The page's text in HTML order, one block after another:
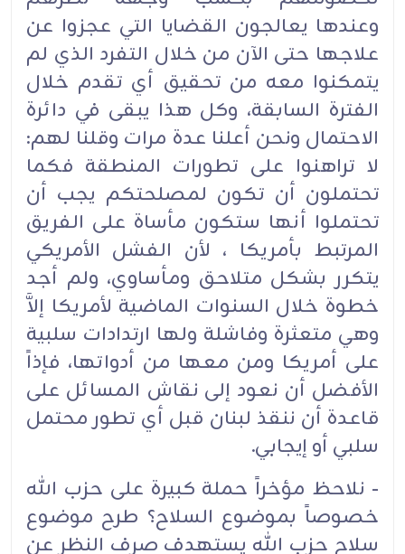
وعندها يعالجون القضايا التي عجزوا عن
علاجها حتى الآن من خلال التفرد الذي لم
يتمكنوا معه من تحقيق أي تقدم خلال
الفترة السابقة، وكل هذا يبقى في دائرة
الاحتمال ونحن أعلنا عدة مرات وقلنا لهم:
لا تراهنوا على تطورات المنطقة فكما
تحتملون أن تكون لمصلحتكم يجب أن
تحتملوا أنها ستكون مأساة على الفريق
المرتبط بأمريكا ، لأن الفشل الأمريكي
يتكرر بشكل متلاحق ومأساوي، ولم أجد
خطوة خلال السنوات الماضية لأمريكا إلاَّ
وهي متعثرة وفاشلة ولها ارتدادات سلبية
على أمريكا ومن معها من أدواتها، فإذاً
الأفضل أن نعود إلى نقاش المسائل على
قاعدة أن ننقذ لبنان قبل أي تطور محتمل
سلبي أو إيجابي.
- نلاحظ مؤخراً حملة كبيرة على حزب الله
خصوصاً بموضوع السلاح؟ طرح موضوع
سلاح حزب الله يستهدف صرف النظر عن